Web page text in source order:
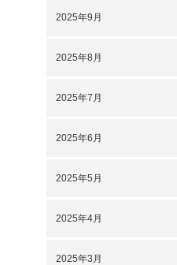
2025年9月
2025年8月
2025年7月
2025年6月
2025年5月
2025年4月
2025年3月